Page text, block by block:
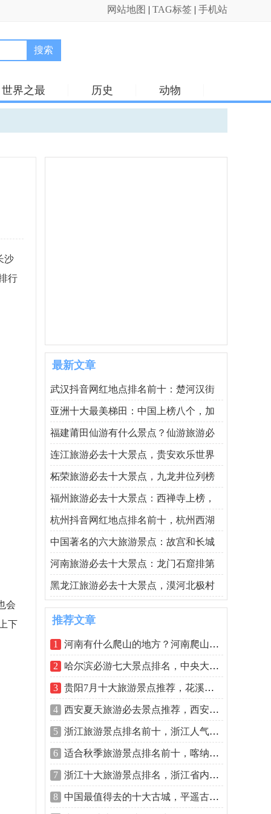
网站地图 | TAG标签 | 手机站
搜索
世界之最 历史 动物
沙
行
会
下
最新文章
武汉抖音网红地点排名前十：楚河汉街
亚洲十大最美梯田：中国上榜八个，加
福建莆田仙游有什么景点？仙游旅游必
连江旅游必去十大景点，贵安欢乐世界
柘荣旅游必去十大景点，九龙井位列榜
福州旅游必去十大景点：西禅寺上榜，
杭州抖音网红地点排名前十，杭州西湖
中国著名的六大旅游景点：故宫和长城
河南旅游必去十大景点：龙门石窟排第
黑龙江旅游必去十大景点，漠河北极村
推荐文章
1 河南有什么爬山的地方？河南爬山景点排
2 哈尔滨必游七大景点排名，中央大街排第
3 贵阳7月十大旅游景点推荐，花溪公园位列
4 西安夏天旅游必去景点推荐，西安夏季旅
5 浙江旅游景点排名前十，浙江人气最旺十
6 适合秋季旅游景点排名前十，喀纳斯湖排
7 浙江十大旅游景点排名，浙江省内哪些旅
8 中国最值得去的十大古城，平遥古城你去